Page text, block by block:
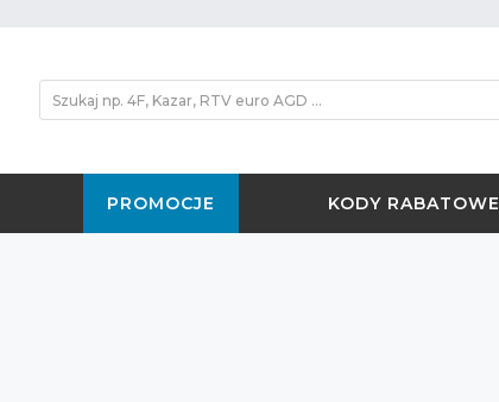
PROMOCJE KODY RABATOWE